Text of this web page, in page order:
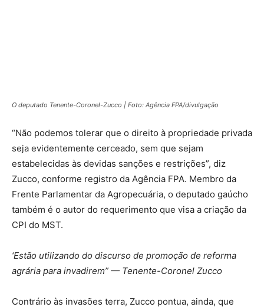
O deputado Tenente-Coronel-Zucco | Foto: Agência FPA/divulgação
“Não podemos tolerar que o direito à propriedade privada
seja evidentemente cerceado, sem que sejam
estabelecidas às devidas sanções e restrições”, diz
Zucco, conforme registro da Agência FPA. Membro da
Frente Parlamentar da Agropecuária, o deputado gaúcho
também é o autor do requerimento que visa a criação da
CPI do MST.
‘Estão utilizando do discurso de promoção de reforma
agrária para invadirem” — Tenente-Coronel Zucco
Contrário às invasões terra, Zucco pontua, ainda, que